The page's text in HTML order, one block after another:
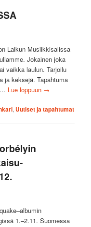
Laikun Musiikkisalissa
Jokainen joka
vaikka laulun. Tarjoilu
ja keksejä. Tapahtuma
… Lue loppuun →
, Uutiset ja tapahtumat
1.–2.11. Suomessa